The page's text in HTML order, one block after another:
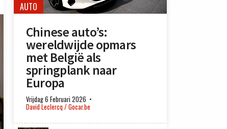
AUTO
Chinese auto’s:
wereldwijde opmars
met België als
springplank naar
Europa
Vrijdag 6 Februari 2026
David Leclercq / Gocar.be